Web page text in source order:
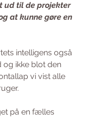
ud til de projekter
at kunne gøre en
intelligens også
og ikke blot den
vi vist alle
på en fælles